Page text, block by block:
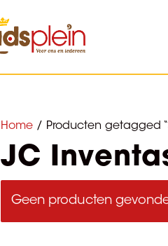
Home / Producten getagged
JC
Geen producten